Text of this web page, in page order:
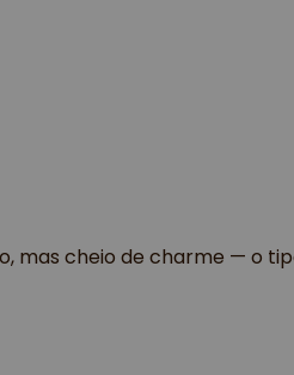
mas cheio de charme — o